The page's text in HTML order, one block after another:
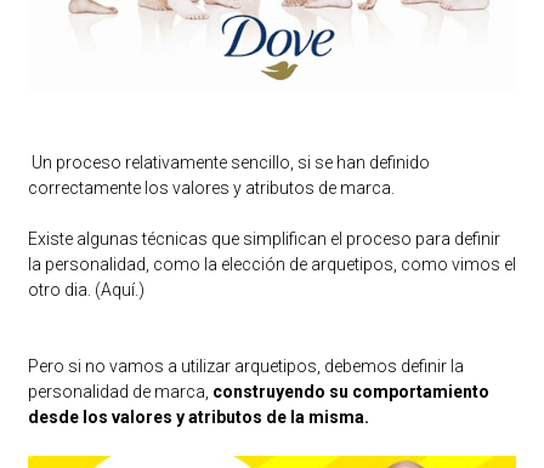
Un proceso relativamente sencillo, si se han definido
correctamente los valores y atributos de marca.
Existe algunas técnicas que simplifican el proceso para definir
la personalidad, como la elección de arquetipos, como vimos el
otro dia. (Aquí. )
Pero si no vamos a utilizar arquetipos, debemos definir la
personalidad de marca, construyendo su comportamiento
desde los valores y atributos de la misma.